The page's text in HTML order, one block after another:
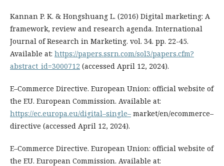
Kannan P. K. & Hongshuang L. (2016) Digital marketing: A
framework, review and research agenda. International
Journal of Research in Marketing. vol. 34. рр. 22-45.
Available at: https://papers.ssrn.com/sol3/papers.cfm?
abstract_id=3000712 (accessed April 12, 2024).
E–Commerce Directive. European Union: official website of
the EU. European Commission. Available at:
https://ec.europa.eu/digital–single– market/en/ecommerce–
directive (accessed April 12, 2024).
E–Commerce Directive. European Union: official website of
the EU. European Commission. Available at: